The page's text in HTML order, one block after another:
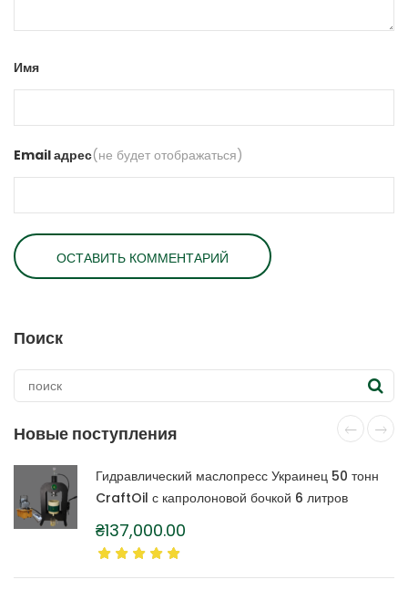
Имя
Email адрес(не будет отображаться)
Поиск
Новые поступления
Гидравлический маслопресс Украинец 50 тонн
CraftOil с капролоновой бочкой 6 литров
₴137,000.00